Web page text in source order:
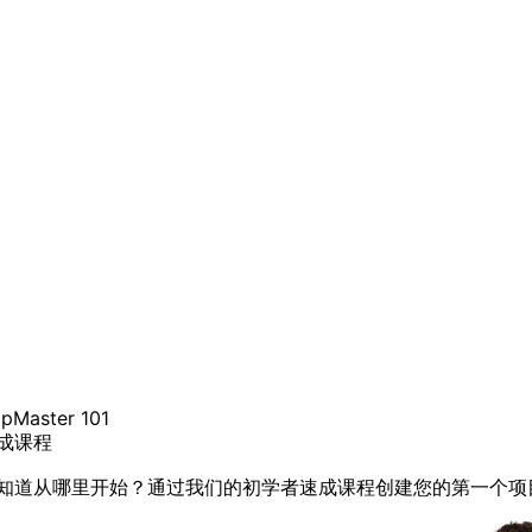
101
课程
道从哪里开始？通过我们的初学者速成课程创建您的第一个项